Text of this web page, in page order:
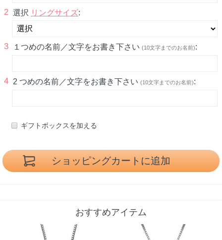
2 選択 リングサイズ:
3 １つめの名前／文字をお書き下さい (10文字までのお名前):
4 2 つめの名前／文字をお書き下さい (10文字までのお名前):
ギフトボックスを加える
おすすめアイテム